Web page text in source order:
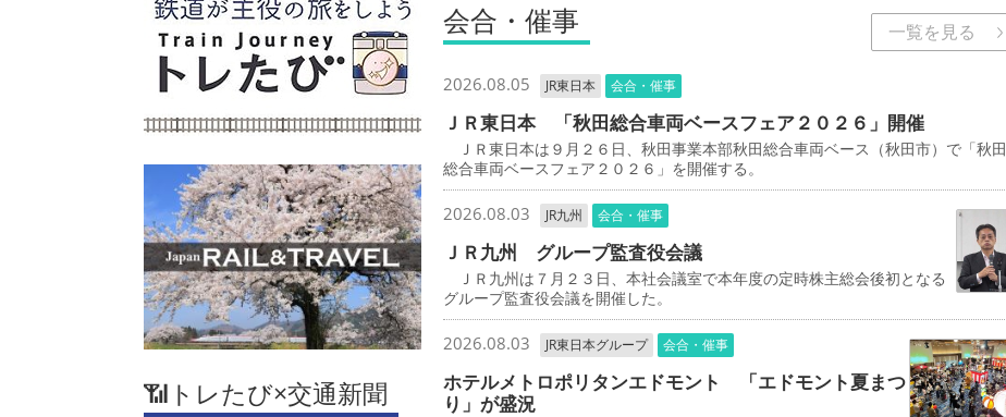
📶トレたび×交通新聞
会合・催事 一覧を見る
2026.08.05 JR東日本 会合・催事
ＪＲ東日本 「秋田総合車両ベースフェア２０２６」開催
ＪＲ東日本は９月２６日、秋田事業本部秋田総合車両ベース（秋田市）で「秋田
総合車両ベースフェア２０２６」を開催する。
2026.08.03 JR九州 会合・催事
ＪＲ九州 グループ監査役会議
ＪＲ九州は７月２３日、本社会議室で本年度の定時株主総会後初となる
グループ監査役会議を開催した。
2026.08.03 JR東日本グループ 会合・催事
ホテルメトロポリタンエドモント 「エドモント夏まつ
り」が盛況